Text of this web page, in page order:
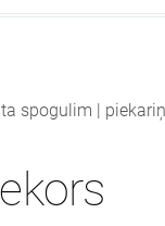
spogulim |